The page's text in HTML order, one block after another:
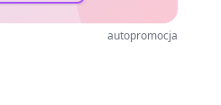
autopromocja